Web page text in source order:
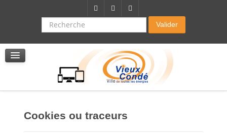
Recherche Valider
La résidence autonomie
Service de soins infirmers à domicile
Service d'aide à domicile
Pole multi services accompagnement seniors
Cookies ou traceurs